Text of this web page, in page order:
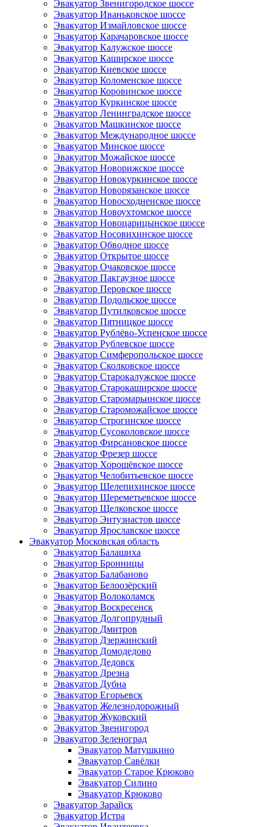
Эвакуатор Звенигородское шоссе
Эвакуатор Иваньковское шоссе
Эвакуатор Измайловское шоссе
Эвакуатор Карачаровское шоссе
Эвакуатор Калужское шоссе
Эвакуатор Каширское шоссе
Эвакуатор Киевское шоссе
Эвакуатор Коломенское шоссе
Эвакуатор Коровинское шоссе
Эвакуатор Куркинское шоссе
Эвакуатор Ленинградское шоссе
Эвакуатор Машкинское шоссе
Эвакуатор Международное шоссе
Эвакуатор Минское шоссе
Эвакуатор Можайское шоссе
Эвакуатор Новорижское шоссе
Эвакуатор Новокуркинское шоссе
Эвакуатор Новорязанское шоссе
Эвакуатор Новосходненское шоссе
Эвакуатор Новоухтомское шоссе
Эвакуатор Новоцарицынское шоссе
Эвакуатор Носовихинское шоссе
Эвакуатор Обводное шоссе
Эвакуатор Открытое шоссе
Эвакуатор Очаковское шоссе
Эвакуатор Пакгаузное шоссе
Эвакуатор Перовское шоссе
Эвакуатор Подольское шоссе
Эвакуатор Путилковское шоссе
Эвакуатор Пятницкое шоссе
Эвакуатор Рублёво-Успенское шоссе
Эвакуатор Рублевское шоссе
Эвакуатор Симферопольское шоссе
Эвакуатор Сколковское шоссе
Эвакуатор Старокалужское шоссе
Эвакуатор Старокаширское шоссе
Эвакуатор Старомарьинское шоссе
Эвакуатор Староможайское шоссе
Эвакуатор Строгинское шоссе
Эвакуатор Сусоколовское шоссе
Эвакуатор Фирсановское шоссе
Эвакуатор Фрезер шоссе
Эвакуатор Хорошёвское шоссе
Эвакуатор Челобитьевское шоссе
Эвакуатор Шелепихинское шоссе
Эвакуатор Шереметьевское шоссе
Эвакуатор Щелковское шоссе
Эвакуатор Энтузиастов шоссе
Эвакуатор Ярославское шоссе
Эвакуатор Московская область
Эвакуатор Балашиха
Эвакуатор Бронницы
Эвакуатор Балабаново
Эвакуатор Белоозёрский
Эвакуатор Волоколамск
Эвакуатор Воскресенск
Эвакуатор Долгопрудный
Эвакуатор Дмитров
Эвакуатор Дзержинский
Эвакуатор Домодедово
Эвакуатор Дедовск
Эвакуатор Дрезна
Эвакуатор Дубна
Эвакуатор Егорьевск
Эвакуатор Железнодорожный
Эвакуатор Жуковский
Эвакуатор Звенигород
Эвакуатор Зеленоград
Эвакуатор Матушкино
Эвакуатор Савёлки
Эвакуатор Старое Крюково
Эвакуатор Силино
Эвакуатор Крюково
Эвакуатор Зарайск
Эвакуатор Истра